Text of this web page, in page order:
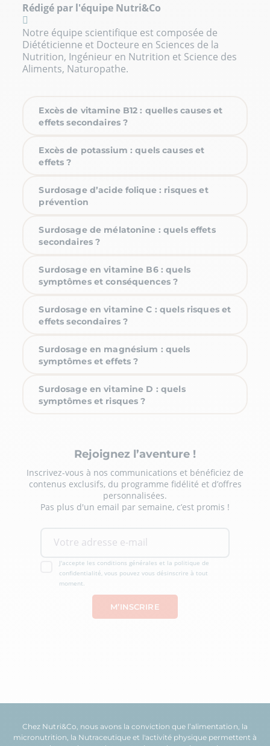
Rédigé par l'équipe Nutri&Co
Notre équipe scientifique est composée de
Diététicienne et Docteure en Sciences de la
Nutrition, Ingénieur en Nutrition et Science des
Aliments, Naturopathe.
Excès de vitamine B12 : quelles causes et
effets secondaires ?
Excès de potassium : quels causes et
effets ?
Surdosage d’acide folique : risques et
prévention
Surdosage de mélatonine : quels effets
secondaires ?
Surdosage en vitamine B6 : quels
symptômes et conséquences ?
Surdosage en vitamine C : quels risques et
effets secondaires ?
Surdosage en magnésium : quels
symptômes et effets ?
Surdosage en vitamine D : quels
symptômes et risques ?
Rejoignez l’aventure !
Inscrivez-vous à nos communications et bénéficiez de
contenus exclusifs, du programme fidélité et d’offres
personnalisées.
Pas plus d'un email par semaine, c’est promis !
J'accepte les conditions générales et la politique de
confidentialité, vous pouvez vous désinscrire à tout
moment.
Chez Nutri&Co, nous avons la conviction que l’alimentation , la
micronutrition , la Nutraceutique et l'activité physiquepermettent à